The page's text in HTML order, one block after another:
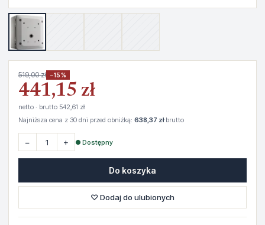
519,00 zł −15%
441,15 zł
netto · brutto 542,61 zł
Najniższa cena z 30 dni przed obniżką: 638,37 złbrutto
− + ● Dostępny
Do koszyka
♡ Dodaj do ulubionych